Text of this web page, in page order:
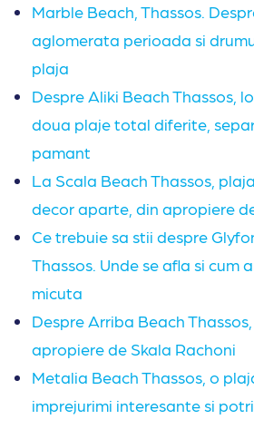
Marble Beach, Thassos.
aglomerata perioada si
plaja
Despre Aliki Beach Thassos,
doua plaje total diferite,
pamant
La Scala Beach Thassos,
decor aparte, din apropiere
Ce trebuie sa stii despre
Thassos. Unde se afla si cum
micuta
Despre Arriba Beach
apropiere de Skala Rachoni
Metalia Beach Thassos, o
imprejurimi interesante si